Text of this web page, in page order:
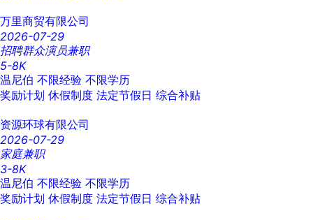
万里商贸有限公司
2026-07-29
招聘群众演员兼职
5-8K
温尼伯 不限经验 不限学历
奖励计划 休假制度 法定节假日 综合补贴
资源环球有限公司
2026-07-29
家庭兼职
3-8K
温尼伯 不限经验 不限学历
奖励计划 休假制度 法定节假日 综合补贴